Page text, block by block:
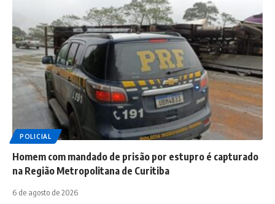
POLICIAL
Homem com mandado de prisão por estupro é capturado
na Região Metropolitana de Curitiba
6 de agosto de 2026